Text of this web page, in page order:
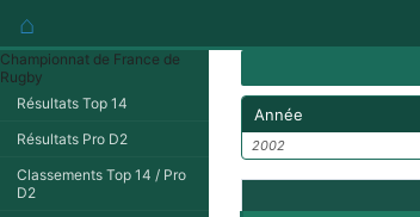
⌂
Championnat de France de
Rugby
Résultats Top 14
Résultats Pro D2
Classements Top 14 / Pro
D2
Année
2002